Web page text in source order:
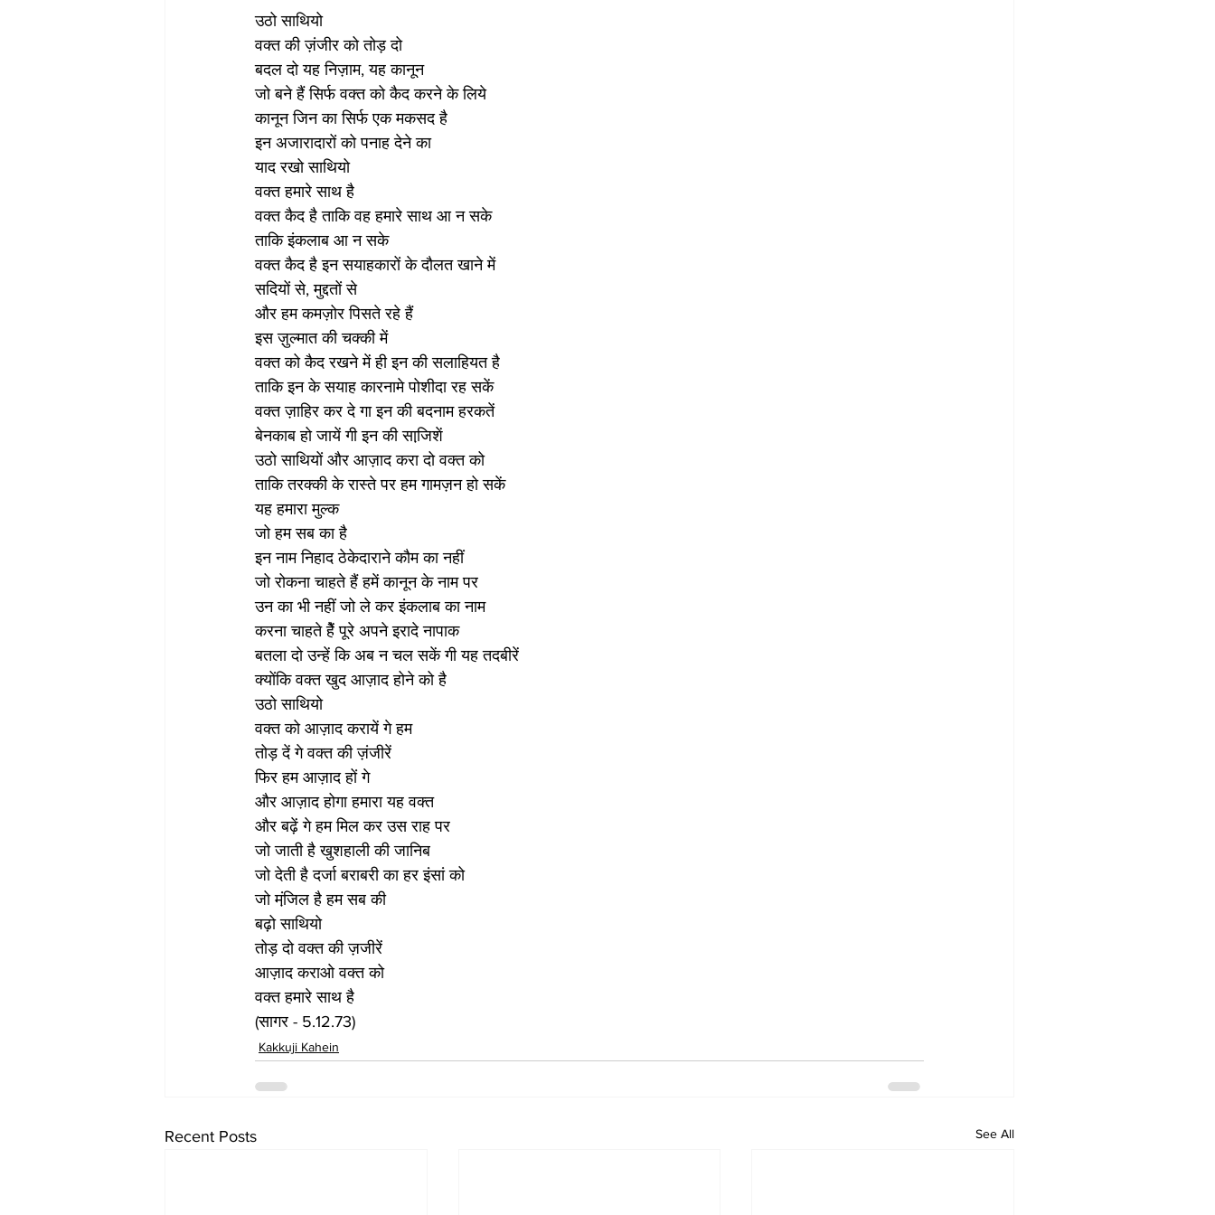
उठो साथियो
वक्त की ज़ंजीर को तोड़ दो
बदल दो यह निज़ाम, यह कानून
जो बने हैं सिर्फ वक्त को कैद करने के लिये
कानून जिन का सिर्फ एक मकसद है
इन अजारादारों को पनाह देने का
याद रखो साथियो
वक्त हमारे साथ है
वक्त कैद है ताकि वह हमारे साथ आ न सके
ताकि इंकलाब आ न सके
वक्त कैद है इन सयाहकारों के दौलत खाने में
सदियों से, मुद्दतों से
और हम कमज़ोर पिसते रहे हैं
इस ज़ुल्मात की चक्की में
वक्त को कैद रखने में ही इन की सलाहियत है
ताकि इन के सयाह कारनामे पोशीदा रह सकें
वक्त ज़ाहिर कर दे गा इन की बदनाम हरकतें
बेनकाब हो जायें गी इन की साजि़शें
उठो साथियों और आज़ाद करा दो वक्त को
ताकि तरक्की के रास्ते पर हम गामज़न हो सकें
यह हमारा मुल्क
जो हम सब का है
इन नाम निहाद ठेकेदाराने कौम का नहीं
जो रोकना चाहते हैं हमें कानून के नाम पर
उन का भी नहीं जो ले कर इंकलाब का नाम
करना चाहते हैें पूरे अपने इरादे नापाक
बतला दो उन्हें कि अब न चल सकें गी यह तदबीरें
क्योंकि वक्त खुद आज़ाद होने को है
उठो साथियो
वक्त को आज़ाद करायें गे हम
तोड़ दें गे वक्त की ज़ंजीरें
फिर हम आज़ाद हों गे
और आज़ाद होगा हमारा यह वक्त
और बढ़ें गे हम मिल कर उस राह पर
जो जाती है खुशहाली की जानिब
जो देती है दर्जा बराबरी का हर इंसां को
जो मंजि़ल है हम सब की
बढ़ो साथियो
तोड़ दो वक्त की ज़जीरें
आज़ाद कराओ वक्त को
वक्त हमारे साथ है
(सागर - 5.12.73)
Kakkuji Kahein
Recent Posts See All